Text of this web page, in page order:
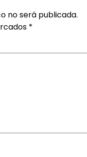
no será publicada.
*